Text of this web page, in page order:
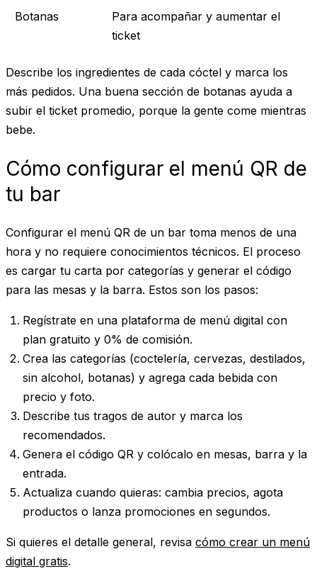
Botanas
Para acompañar y aumentar el
ticket
Describe los ingredientes de cada cóctel y marca los
más pedidos. Una buena sección de botanas ayuda a
subir el ticket promedio, porque la gente come mientras
bebe.
Cómo configurar el menú QR de
tu bar
Configurar el menú QR de un bar toma menos de una
hora y no requiere conocimientos técnicos. El proceso
es cargar tu carta por categorías y generar el código
para las mesas y la barra. Estos son los pasos:
Regístrate en una plataforma de menú digital con
plan gratuito y 0% de comisión.
Crea las categorías (coctelería, cervezas, destilados,
sin alcohol, botanas) y agrega cada bebida con
precio y foto.
Describe tus tragos de autor y marca los
recomendados.
Genera el código QR y colócalo en mesas, barra y la
entrada.
Actualiza cuando quieras: cambia precios, agota
productos o lanza promociones en segundos.
Si quieres el detalle general, revisa cómo crear un menú
digital gratis.